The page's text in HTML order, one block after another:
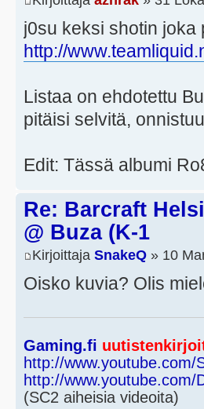
j0su keksi shotin joka
http://
Listaa on ehdotettu
pitäisi selvitä,
Edit: Tässä albumi
Re: Barcraft
@ Buza (K-1
Kirjoittaja SnakeQ » 10
Oisko kuvia? Olis
Gaming.fi
http://www.youtube.com/
http://www.youtube.com/
(SC2 aiheisia videoita)